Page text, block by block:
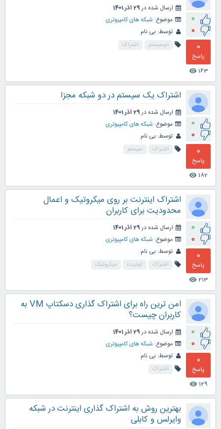
0
0
0
پاسخ
163
visibility
ارسال شده در29 آذر 1401
موضوع: شبکه های کامپیوتری
توسط: بی نام
دوسیستم اشتراک
0
0
0
پاسخ
182
visibility
اشتراک یک سیستم در دو شبکه مجزا
ارسال شده در29 آذر 1401
موضوع: شبکه های کامپیوتری
توسط: بی نام
اشتراک سیستم
0
0
0
پاسخ
213
visibility
اشتراک اینترنت بر روی میکروتیک و اعمال
محدودیت برای کاربران
ارسال شده در29 آذر 1401
موضوع: شبکه های کامپیوتری
توسط: بی نام
اشتراک اینترنت میکروتیک
0
0
0
پاسخ
129
visibility
امن ترین راه برای اشتراک گذاری دسکتاپ VM به
کاربران چیست؟
ارسال شده در29 آذر 1401
موضوع: شبکه های کامپیوتری
توسط: بی نام
اشتراک
بهترین روش به اشتراک گذاری اینترنت در شبکه
وایرلس و کابلی